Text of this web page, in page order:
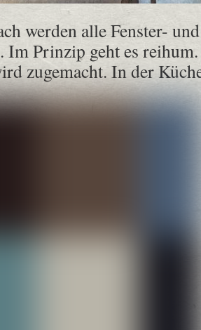
werden alle Fenster-
Im Prinzip geht es
zugemacht. In der